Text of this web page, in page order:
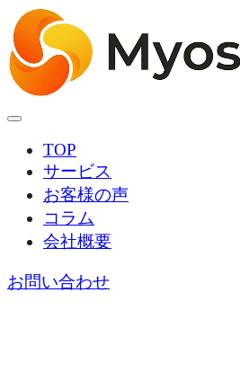
TOP
サービス
お客様の声
コラム
会社概要
お問い合わせ